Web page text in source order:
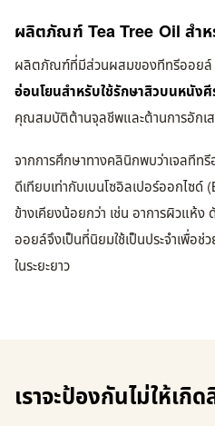
ผลิตภัณฑ์ Tea Tree Oil สำ
ผลิตภัณฑ์ที่มีส่วนผสมของทีทรีออยล์
อ่อนโยนสำหรับใช้รักษาสิวบนหนัง
คุณสมบัติต้านจุลชีพและต้านการอักเ
จากการศึกษาทางคลินิกพบว่าเจลทีท
ดีเทียบเท่ากับเบนโซอิลเปอร์ออกไซ
ข้างเคียงน้อยกว่า เช่น อาการผิวแ
ออยล์จึงเป็นที่นิยมใช้เป็นประจำเพื่อ
ในระยะยาว
เราจะป้องกันไม่ให้เกิ